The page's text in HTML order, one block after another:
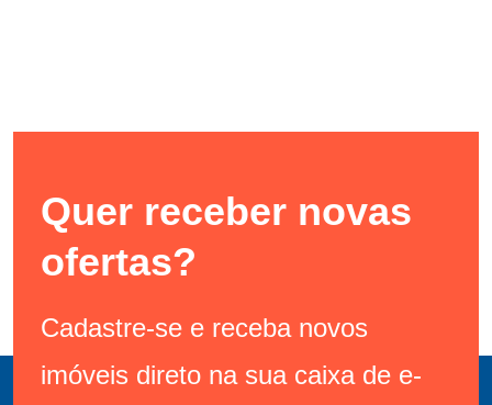
Quer receber novas
ofertas?
Cadastre-se e receba novos
imóveis direto na sua caixa de e-